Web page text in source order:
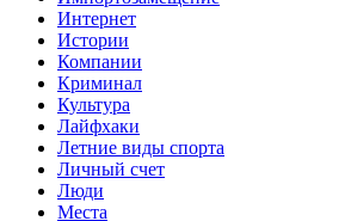
Интернет
Истории
Компании
Криминал
Культура
Лайфхаки
Летние виды спорта
Личный счет
Люди
Места